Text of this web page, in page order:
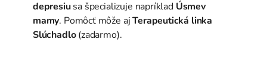
depresiusa špecializuje napríklad Úsmev
mamy. Pomôcť môže ajTerapeutická linka
Slúchadlo (zadarmo).